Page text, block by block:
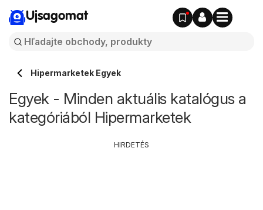
Ujsagomat
Hipermarketek Egyek
Egyek - Minden aktuális katalógus a
kategóriából Hipermarketek
HIRDETÉS